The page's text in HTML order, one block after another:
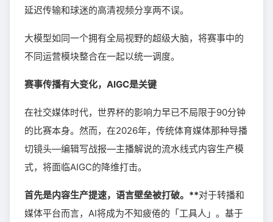
延迟传输和球迷的高清视频分享两不误。
大模型如同一个拥有全局视野的超级大脑，将赛事中的
不同运营模块整合在一起以统一调度。
赛事传播有大变化，AIGC是关键
在社交媒体时代，世界杯的影响力早已不局限于90分钟
的比赛本身。然而，在2026年，传统体育媒体那种导播
切镜头—编辑写战报—主播解说的流水线式内容生产模
式，将面临AIGC的降维打击。
首先是内容生产提速，语言壁垒被打破。**对于转播和
媒体平台而言，AI将成为不知疲倦的「工具人」。基于